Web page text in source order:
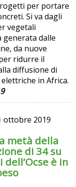
per portare
Si va dagli
vegetali
generata dalle
da nuove
ridurre il
diffusione di
in Africa.
ottobre 2019
metà della
di 34 su
dell’Ocse è in